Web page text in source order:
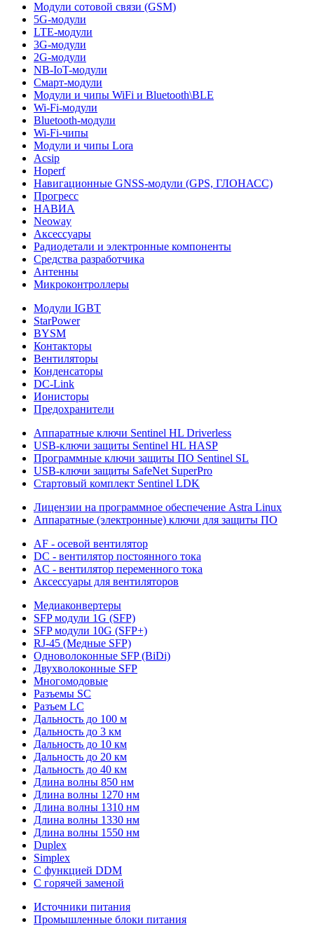
Модули сотовой связи (GSM)
5G-модули
LTE-модули
3G-модули
2G-модули
NB-IoT-модули
Смарт-модули
Модули и чипы WiFi и Bluetooth\BLE
Wi-Fi-модули
Bluetooth-модули
Wi-Fi-чипы
Модули и чипы Lora
Acsip
Hoperf
Навигационные GNSS-модули (GPS, ГЛОНАСС)
Прогресс
НАВИА
Neoway
Аксессуары
Радиодетали и электронные компоненты
Средства разработчика
Антенны
Микроконтроллеры
Модули IGBT
StarPower
BYSM
Контакторы
Вентиляторы
Конденсаторы
DC-Link
Ионисторы
Предохранители
Аппаратные ключи Sentinel HL Driverless
USB-ключи защиты Sentinel HL HASP
Программные ключи защиты ПО Sentinel SL
USB-ключи защиты SafeNet SuperPro
Стартовый комплект Sentinel LDK
Лицензии на программное обеспечение Astra Linux
Аппаратные (электронные) ключи для защиты ПО
AF - осевой вентилятор
DC - вентилятор постоянного тока
AC - вентилятор переменного тока
Аксессуары для вентиляторов
Медиаконвертеры
SFP модули 1G (SFP)
SFP модули 10G (SFP+)
RJ-45 (Медные SFP)
Одноволоконные SFP (BiDi)
Двухволоконные SFP
Многомодовые
Разъемы SC
Разъем LC
Дальность до 100 м
Дальность до 3 км
Дальность до 10 км
Дальность до 20 км
Дальность до 40 км
Длина волны 850 нм
Длина волны 1270 нм
Длина волны 1310 нм
Длина волны 1330 нм
Длина волны 1550 нм
Duplex
Simplex
С функцией DDM
С горячей заменой
Источники питания
Промышленные блоки питания